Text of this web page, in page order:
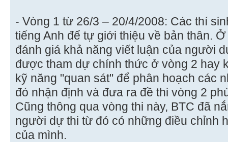
- Vòng 1 từ 26/3 – 20/4/2008: Các thí
tiếng Anh để tự giới thiệu về bản thân.
đánh giá khả năng viết luận của người
được tham dự chính thức ở vòng 2 hay
kỹ năng "quan sát" để phân hoạch các
đó nhận định và đưa ra đề thi vòng 2
Cũng thông qua vòng thi này, BTC đã
người dự thi từ đó có những điều chỉnh
của mình.